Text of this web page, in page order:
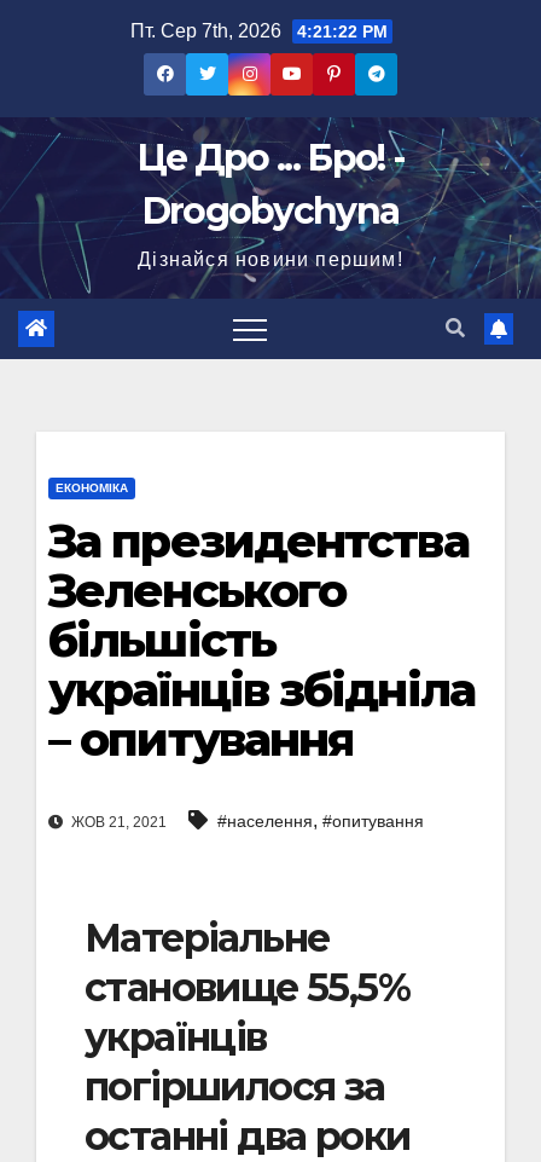
Пт. Сер 7th, 2026 4:21:23 PM
Це Дро ... Бро! -
Drogobychyna
Дізнайся новини першим!
ЕКОНОМІКА
За президентства
Зеленського
більшість
українців збідніла
– опитування
ЖОВ 21, 2021 #населення, #опитування
Матеріальне
становище 55,5%
українців
погіршилося за
останні два роки